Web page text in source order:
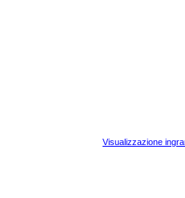
Visualizzazione